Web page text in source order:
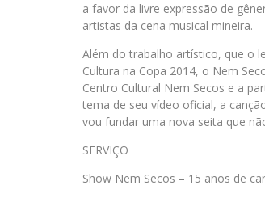
a favor da livre expressão de
artistas da cena musical mineira.
Além do trabalho artístico, que o
Cultura na Copa 2014, o Nem
Centro Cultural Nem Secos e a
tema de seu vídeo oficial, a
vou fundar uma nova seita que
SERVIÇO
Show Nem Secos – 15 anos de